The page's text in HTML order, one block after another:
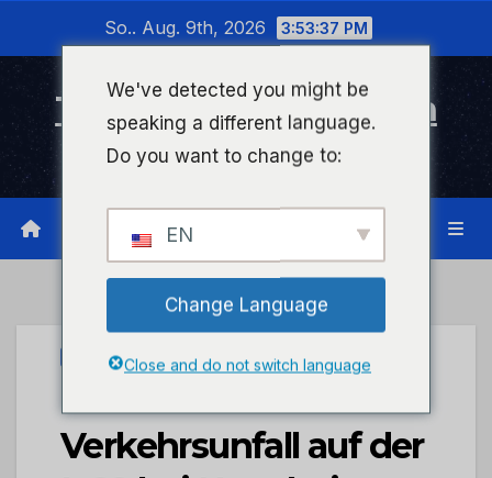
wechseln
So.. Aug. 9th, 2026 3:53:37 PM
Timeline Bad Kreuznach
Infonetzwerk für Bad Kreuznach
UNCATEGORIZED
POL-PDMY: Tödlicher
Verkehrsunfall auf der
We've detected you might be
speaking a different language.
Do you want to change to:
EN
Change Language
Close and do not switch language